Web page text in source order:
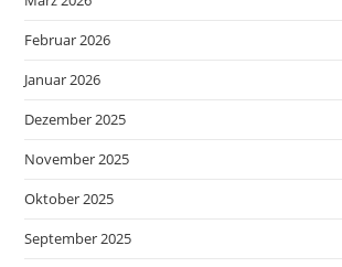
Februar 2026
Januar 2026
Dezember 2025
November 2025
Oktober 2025
September 2025